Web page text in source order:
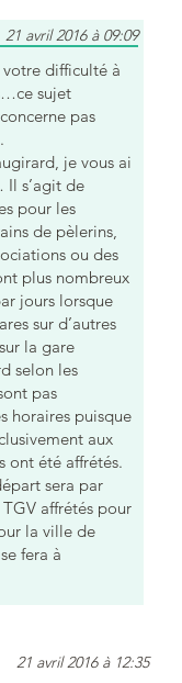
21 avril 2016 à 09:09
difficulté à
sujet
pas
je vous ai
s’agit de
pour les
de pèlerins,
ou des
plus nombreux
jours lorsque
sur d’autres
la gare
selon les
pas
horaires puisque
aux
ont été affrétés.
sera par
affrétés pour
la ville de
fera à
21 avril 2016 à 12:35